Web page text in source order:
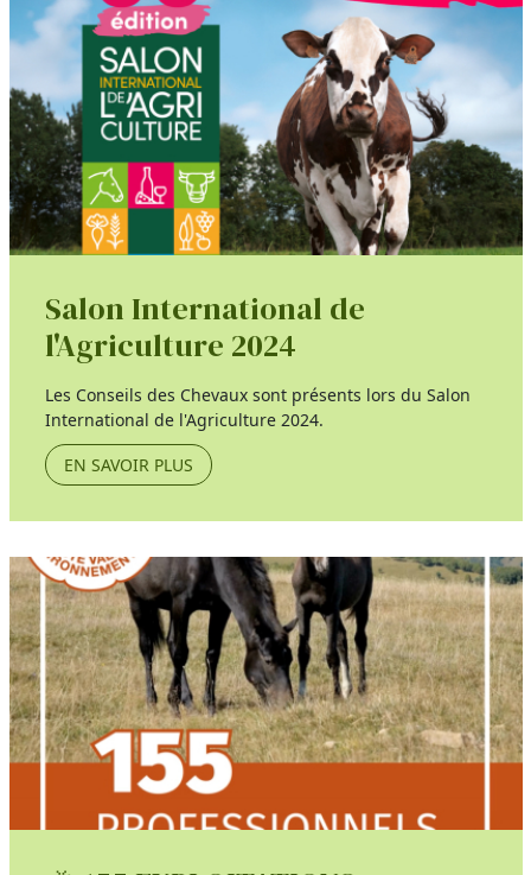
Salon International de
l'Agriculture 2024
Les Conseils des Chevaux sont présents lors du Salon
International de l'Agriculture 2024.
EN SAVOIR PLUS